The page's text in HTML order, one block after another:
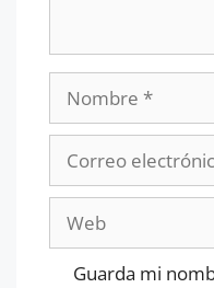
Guarda mi